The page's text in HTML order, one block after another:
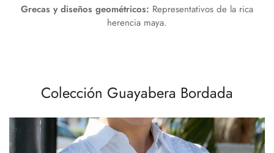
Grecas y diseños geométricos: Representativos de la rica
herencia maya.
Colección Guayabera Bordada